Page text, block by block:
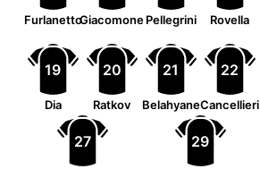
FurlanettoGiacomonePellegrini Rovella
19
Dia
20
Ratkov
21
Belahyane
22
Cancellieri
27 29